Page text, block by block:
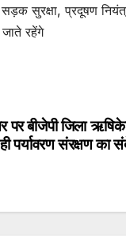
सड़क सुरक्षा, प्रदूषण
रहेंगे
पर बीजेपी जिला
पर्यावरण संरक्षण का